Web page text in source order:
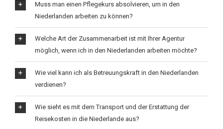
Muss man einen Pflegekurs absolvieren, um in den
Niederlanden arbeiten zu können?
Welche Art der Zusammenarbeit ist mit Ihrer Agentur
möglich, wenn ich in den Niederlanden arbeiten möchte?
Wie viel kann ich als Betreuungskraft in den Niederlanden
verdienen?
Wie sieht es mit dem Transport und der Erstattung der
Reisekosten in die Niederlande aus?